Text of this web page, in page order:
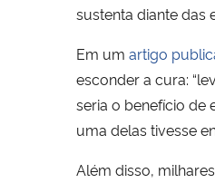
sustenta diante das
Em um artigo
esconder a cura:
seria o benefício de
uma delas tivesse
Além disso,